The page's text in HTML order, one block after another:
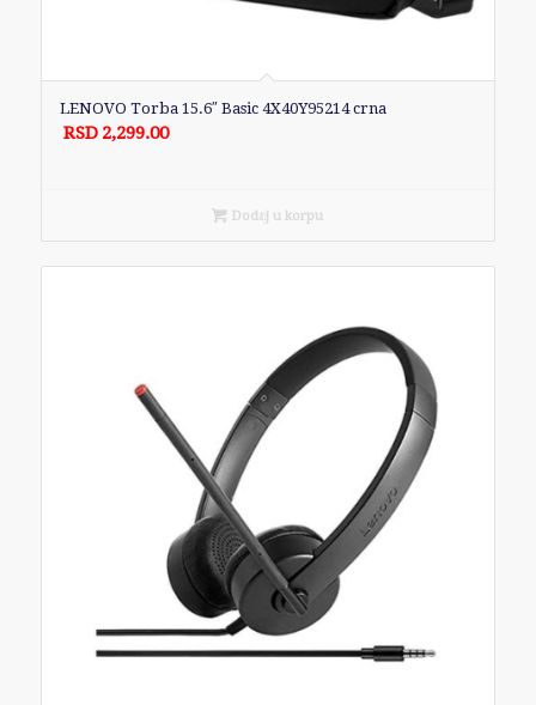
LENOVO Torba 15.6″ Basic 4X40Y95214 crna
RSD 2,299.00
Dodaj u korpu